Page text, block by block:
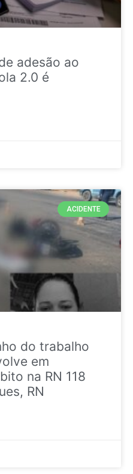
adesão ao
2.0 é
ACIDENTE
do trabalho
em
na RN 118
RN